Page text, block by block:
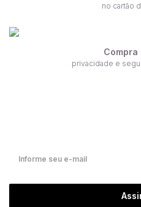
no cartão
Compra
privacidade e